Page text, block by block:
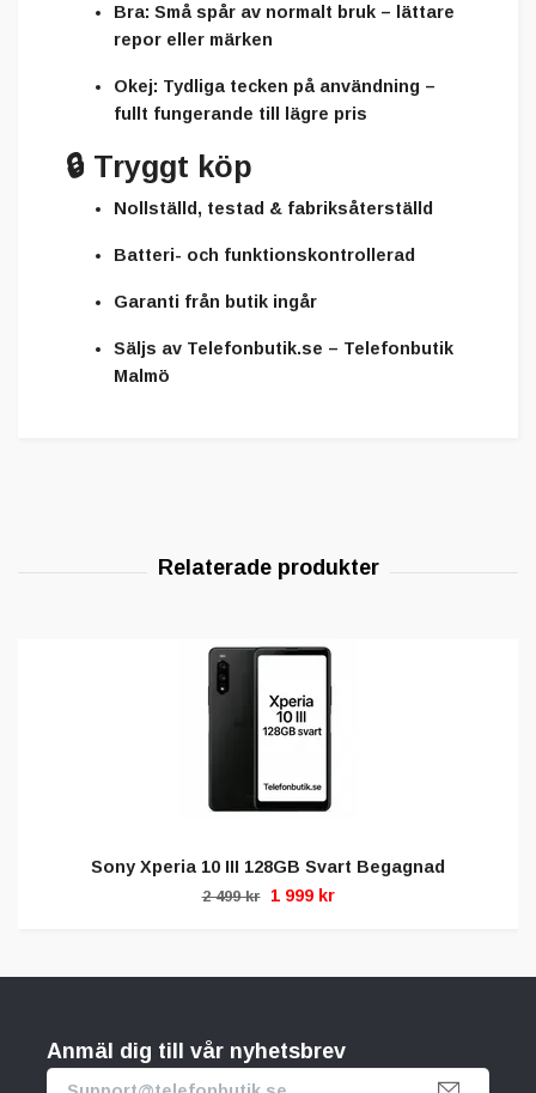
Bra: Små spår av normalt bruk – lättare
repor eller märken
Okej: Tydliga tecken på användning –
fullt fungerande till lägre pris
🔒 Tryggt köp
Nollställd, testad & fabriksåterställd
Batteri- och funktionskontrollerad
Garanti från butik ingår
Säljs av Telefonbutik.se – Telefonbutik
Malmö
Sony Xperia 10 III 128GB Svart Begagnad
2 499 kr 1 999 kr
Anmäl dig till vår nyhetsbrev